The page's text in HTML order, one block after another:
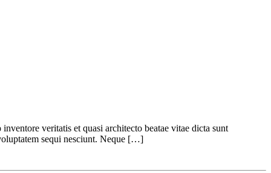
veritatis et quasi architecto beatae vitae dicta sunt
sequi nesciunt. Neque […]